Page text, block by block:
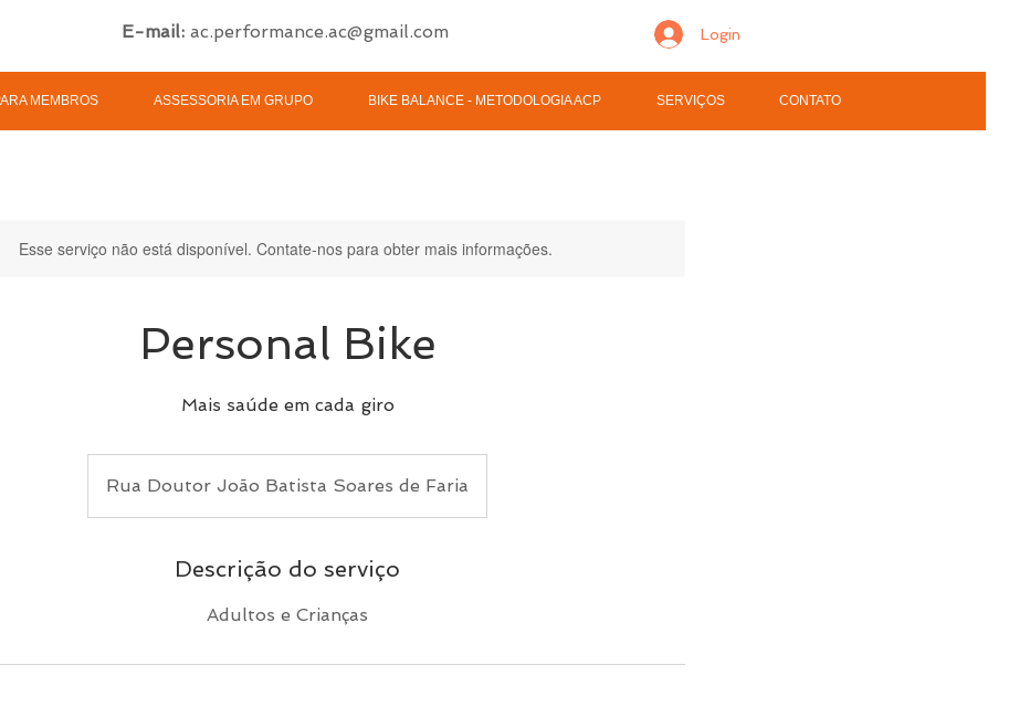
E-mail: ac.performance.ac@gmail.com Login
MEMBROS ASSESSORIA EM GRUPO BIKE BALANCE - METODOLOGIA ACP SERVIÇOS CONTATO
Esse serviço não está disponível. Contate-nos para obter mais informações.
Personal Bike
Mais saúde em cada giro
Rua Doutor João Batista Soares de Faria
Descrição do serviço
Adultos e Crianças